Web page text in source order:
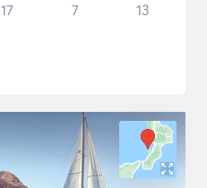
17 7 13